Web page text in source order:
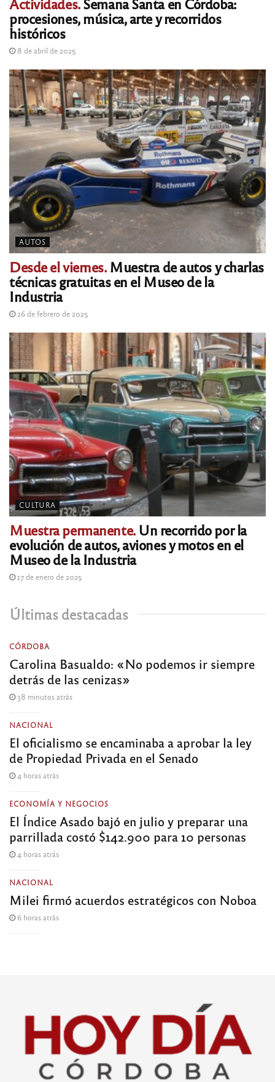
procesiones, música, arte y recorridos
históricos
8 de abril de 2025
AUTOS
Desde el viernes.Muestra de autos y charlas
técnicas gratuitas en el Museo de la
Industria
26 de febrero de 2025
CULTURA
Muestra permanente.Un recorrido por la
evolución de autos, aviones y motos en el
Museo de la Industria
17 de enero de 2025
Últimas destacadas
CÓRDOBA
Carolina Basualdo: «No podemos ir siempre
detrás de las cenizas»
38 minutos atrás
NACIONAL
El oficialismo se encaminaba a aprobar la ley
de Propiedad Privada en el Senado
4 horas atrás
ECONOMÍA Y NEGOCIOS
El Índice Asado bajó en julio y preparar una
parrillada costó $142.900 para 10 personas
4 horas atrás
NACIONAL
Milei firmó acuerdos estratégicos con Noboa
6 horas atrás